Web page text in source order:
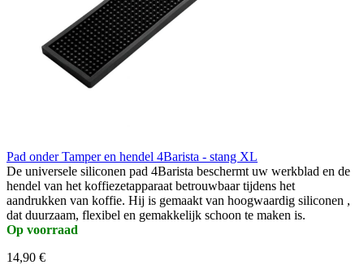
Pad onder Tamper en hendel 4Barista - stang XL
De universele siliconen pad 4Barista beschermt uw werkblad en de
hendel van het koffiezetapparaat betrouwbaar tijdens het
aandrukken van koffie. Hij is gemaakt van hoogwaardig siliconen ,
dat duurzaam, flexibel en gemakkelijk schoon te maken is.
Op voorraad
14,90 €